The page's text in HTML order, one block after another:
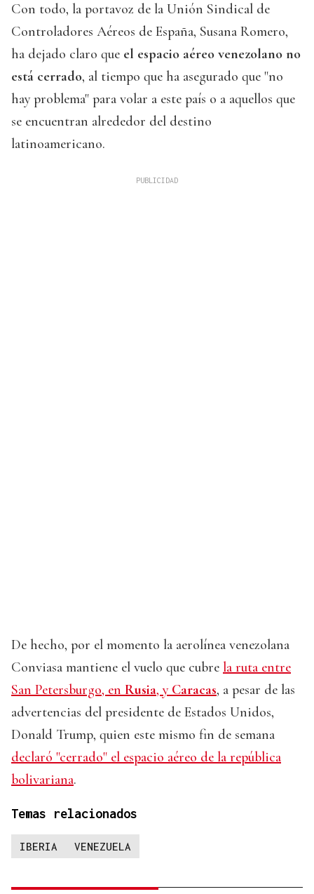
Con todo, la portavoz de la Unión Sindical de
Controladores Aéreos de España, Susana Romero,
ha dejado claro que el espacio aéreo venezolano no
está cerrado, al tiempo que ha asegurado que "no
hay problema" para volar a este país o a aquellos que
se encuentran alrededor del destino
latinoamericano.
De hecho, por el momento la aerolínea venezolana
Conviasa mantiene el vuelo que cubre la ruta entre
San Petersburgo, en Rusia, y Caracas, a pesar de las
advertencias del presidente de Estados Unidos,
Donald Trump, quien este mismo fin de semana
declaró "cerrado" el espacio aéreo de la república
bolivariana.
Temas relacionados
IBERIA VENEZUELA